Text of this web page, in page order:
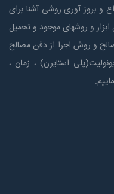
و بروز آوری روشی آشنا برای
و روشهای موجود و تحمیل
و روش اجرا از دفن مصالح
استايرن) ، زمان ،